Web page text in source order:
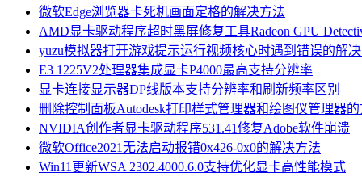
微软Edge浏览器卡死机画面定格的解决方法
AMD显卡驱动程序超时黑屏修复工具Radeon GPU
yuzu模拟器打开游戏提示运行视频核心时遇到错误的解
E3 1225V2处理器集成显卡P4000最高支持分辨率
显卡连接显示器DP线版本支持分辨率和刷新频率区别
删除控制面板Autodesk打印样式管理器和绘图仪管理器的
NVIDIA创作者显卡驱动程序531.41修复Adobe软件崩溃
微软Office2021无法启动报错0x426-0x0的解决方法
Win11更新WSA 2302.4000.6.0支持优化显卡高性能模式